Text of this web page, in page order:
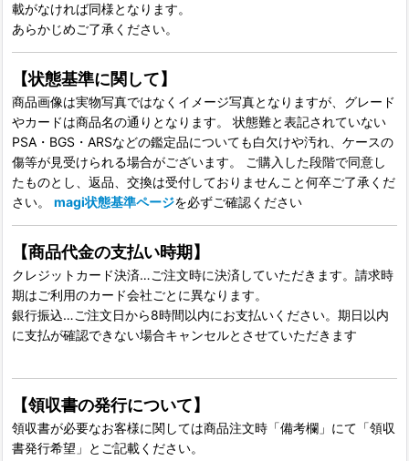
載がなければ同様となります。
あらかじめご了承ください。
【状態基準に関して】
商品画像は実物写真ではなくイメージ写真となりますが、グレード
やカードは商品名の通りとなります。 状態難と表記されていない
PSA・BGS・ARSなどの鑑定品についても白欠けや汚れ、ケースの
傷等が見受けられる場合がございます。 ご購入した段階で同意し
たものとし、返品、交換は受付しておりませんこと何卒ご了承くだ
さい。 magi状態基準ページを必ずご確認ください
【商品代金の支払い時期】
クレジットカード決済…ご注文時に決済していただきます。請求時
期はご利用のカード会社ごとに異なります。
銀行振込…ご注文日から8時間以内にお支払いください。期日以内
に支払が確認できない場合キャンセルとさせていただきます
【領収書の発行について】
領収書が必要なお客様に関しては商品注文時「備考欄」にて「領収
書発行希望」とご記載ください。